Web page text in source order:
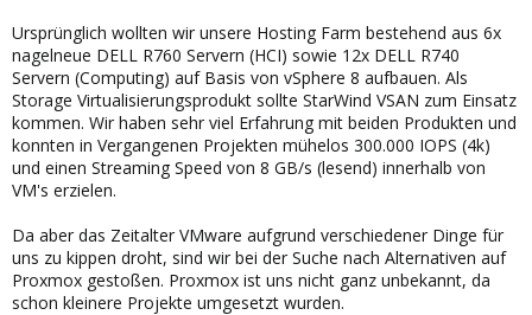
Ursprünglich wollten wir unsere Hosting Farm bestehend aus 6x
nagelneue DELL R760 Servern (HCI) sowie 12x DELL R740
Servern (Computing) auf Basis von vSphere 8 aufbauen. Als
Storage Virtualisierungsprodukt sollte StarWind VSAN zum Einsatz
kommen. Wir haben sehr viel Erfahrung mit beiden Produkten und
konnten in Vergangenen Projekten mühelos 300.000 IOPS (4k)
und einen Streaming Speed von 8 GB/s (lesend) innerhalb von
VM's erzielen.
Da aber das Zeitalter VMware aufgrund verschiedener Dinge für
uns zu kippen droht, sind wir bei der Suche nach Alternativen auf
Proxmox gestoßen. Proxmox ist uns nicht ganz unbekannt, da
schon kleinere Projekte umgesetzt wurden.